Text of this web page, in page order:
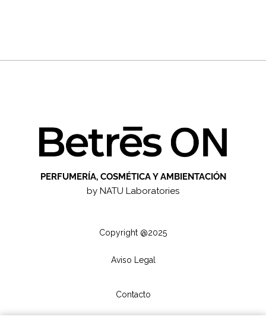
PERFUMERÍA, COSMÉTICA Y AMBIENTACIÓN
by NATU Laboratories
Copyright @2025
Aviso Legal
Contacto